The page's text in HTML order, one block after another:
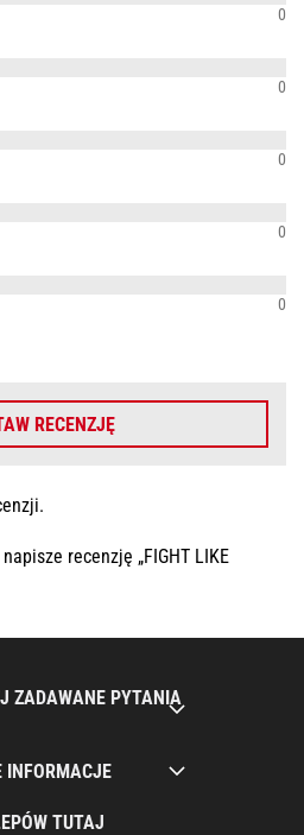
0
0
0
0
0
RECENZJĘ
recenzję „FIGHT LIKE
ZADAWANE PYTANIA
INFORMACJE
TUTAJ